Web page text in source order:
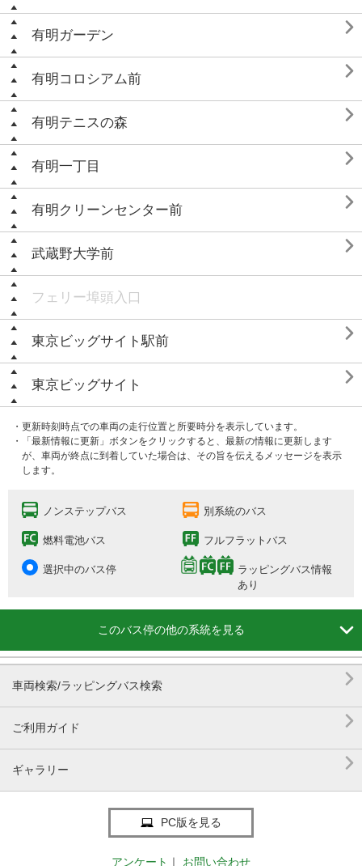
有明ガーデン 
有明コロシアム前 
有明テニスの森 
有明一丁目 
有明クリーンセンター前 
武蔵野大学前 
フェリー埠頭入口
東京ビッグサイト駅前 
東京ビッグサイト 
・更新時刻時点での車両の走行位置と所要時分を表示しています。
・「最新情報に更新」ボタンをクリックすると、最新の情報に更新します
が、車両が終点に到着していた場合は、その旨を伝えるメッセージを表示
します。
ノンステップバス 別系統のバス
燃料電池バス フルフラットバス
選択中のバス停
ラッピングバス情報
あり
このバス停の他の系統を見る 
車両検索/ラッピングバス検索 
ご利用ガイド 
ギャラリー 
PC版を見る
アンケート ｜ お問い合わせ